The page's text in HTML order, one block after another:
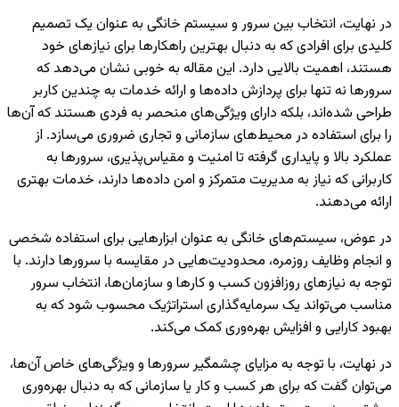
در نهایت، انتخاب بین سرور و سیستم خانگی به عنوان یک تصمیم
کلیدی برای افرادی که به دنبال بهترین راهکارها برای نیازهای خود
هستند، اهمیت بالایی دارد. این مقاله به خوبی نشان می‌دهد که
سرورها نه تنها برای پردازش داده‌ها و ارائه خدمات به چندین کاربر
طراحی شده‌اند، بلکه دارای ویژگی‌های منحصر به فردی هستند که آن‌ها
را برای استفاده در محیط‌های سازمانی و تجاری ضروری می‌سازد. از
عملکرد بالا و پایداری گرفته تا امنیت و مقیاس‌پذیری، سرورها به
کاربرانی که نیاز به مدیریت متمرکز و امن داده‌ها دارند، خدمات بهتری
ارائه می‌دهند.
در عوض، سیستم‌های خانگی به عنوان ابزارهایی برای استفاده شخصی
و انجام وظایف روزمره، محدودیت‌هایی در مقایسه با سرورها دارند. با
توجه به نیازهای روزافزون کسب و کارها و سازمان‌ها، انتخاب سرور
مناسب می‌تواند یک سرمایه‌گذاری استراتژیک محسوب شود که به
بهبود کارایی و افزایش بهره‌وری کمک می‌کند.
در نهایت، با توجه به مزایای چشمگیر سرورها و ویژگی‌های خاص آن‌ها،
می‌توان گفت که برای هر کسب و کار یا سازمانی که به دنبال بهره‌وری